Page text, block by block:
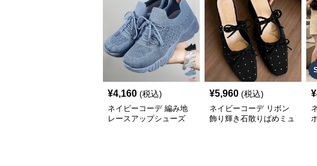
¥4,160 (税込)
ネイビーコーデ 編み地
レースアップシューズ
¥5,960 (税込)
ネイビーコーデ リボン
飾り輝き石散りばめミュ
¥